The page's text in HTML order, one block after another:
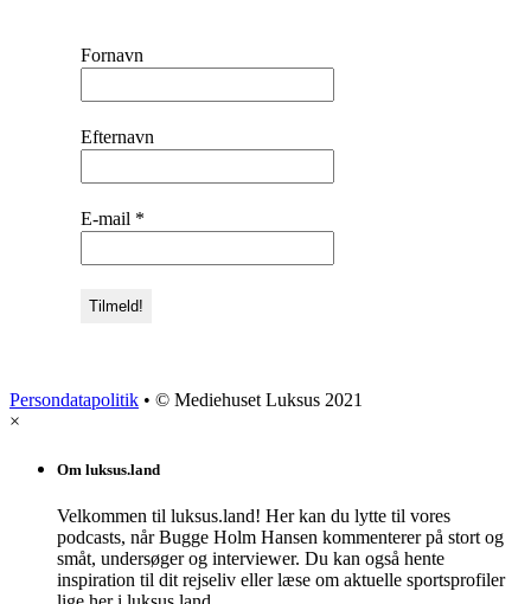
Fornavn
Efternavn
E-mail *
Persondatapolitik • © Mediehuset Luksus 2021
×
Om luksus.land
Velkommen til luksus.land! Her kan du lytte til vores
podcasts, når Bugge Holm Hansen kommenterer på stort og
småt, undersøger og interviewer. Du kan også hente
inspiration til dit rejseliv eller læse om aktuelle sportsprofiler